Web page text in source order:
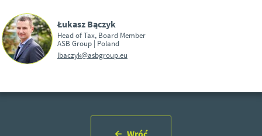
Łukasz Bączyk
Head of Tax, Board Member
ASB Group | Poland
lbaczyk@asbgroup.eu